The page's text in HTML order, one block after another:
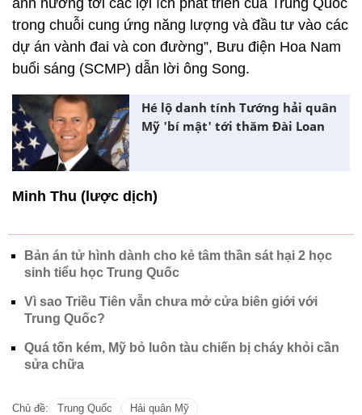
ảnh hưởng tới các lợi ích phát triển của Trung Quốc
trong chuỗi cung ứng năng lượng và đầu tư vào các
dự án vành đai và con đường”, Bưu điện Hoa Nam
buổi sáng (SCMP) dẫn lời ông Song.
Hé lộ danh tính Tướng hải quân
Mỹ 'bí mật' tới thăm Đài Loan
Minh Thu (lược dịch)
Bản án tử hình dành cho kẻ tâm thần sát hại 2 học
sinh tiểu học Trung Quốc
Vì sao Triều Tiên vẫn chưa mở cửa biên giới với
Trung Quốc?
Quá tốn kém, Mỹ bỏ luôn tàu chiến bị cháy khỏi cần
sửa chữa
Chủ đề: Trung Quốc Hải quân Mỹ